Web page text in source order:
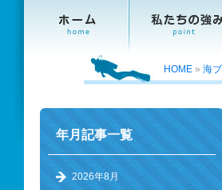
HOME » 海
年月記事一覧
2026年8月